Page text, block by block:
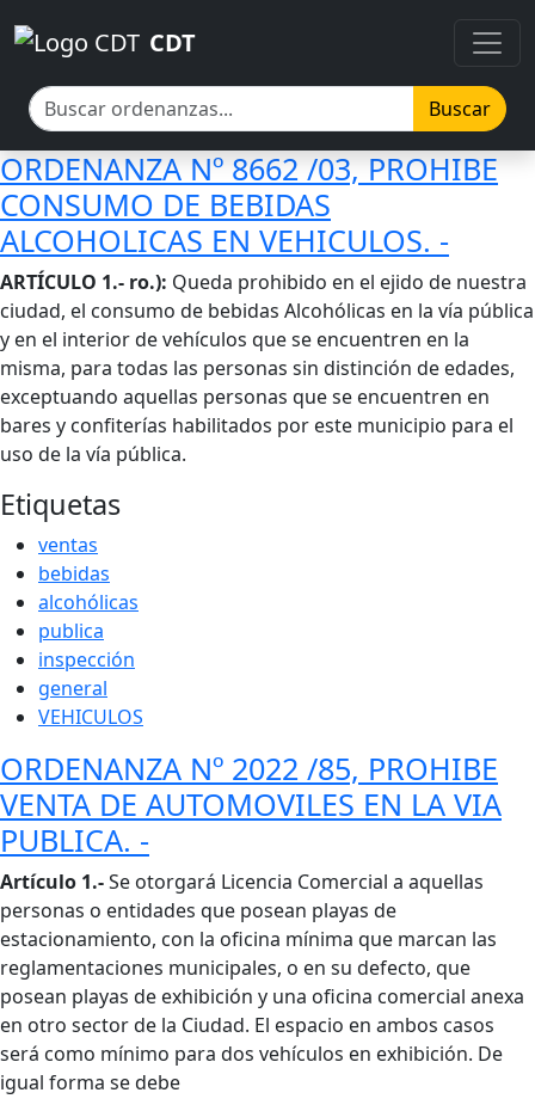
CDT
Buscar
ORDENANZA Nº 8662 /03, PROHIBE
CONSUMO DE BEBIDAS
ALCOHOLICAS EN VEHICULOS. -
Cuerpo
ARTÍCULO 1.- ro.): Queda prohibido en el ejido de nuestra
ciudad, el consumo de bebidas Alcohólicas en la vía pública
y en el interior de vehículos que se encuentren en la
misma, para todas las personas sin distinción de edades,
exceptuando aquellas personas que se encuentren en
bares y confiterías habilitados por este municipio para el
uso de la vía pública.
Etiquetas
ventas
bebidas
alcohólicas
publica
inspección
general
VEHICULOS
ORDENANZA Nº 2022 /85, PROHIBE
VENTA DE AUTOMOVILES EN LA VIA
PUBLICA. -
Cuerpo
Artículo 1.-Se otorgará Licencia Comercial a aquellas
personas o entidades que posean playas de
estacionamiento, con la oficina mínima que marcan las
reglamentaciones municipales, o en su defecto, que
posean playas de exhibición y una oficina comercial anexa
en otro sector de la Ciudad. El espacio en ambos casos
será como mínimo para dos vehículos en exhibición. De
igual forma se debe